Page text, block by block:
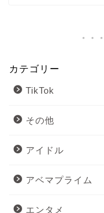
カテゴリー
TikTok
その他
アイドル
アベマプライム
エンタメ